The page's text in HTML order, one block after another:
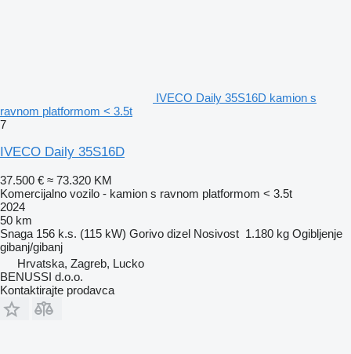
IVECO Daily 35S16D kamion s
ravnom platformom < 3.5t
7
IVECO Daily 35S16D
37.500 € ≈ 73.320 KM
Komercijalno vozilo - kamion s ravnom platformom < 3.5t
2024
50 km
Snaga 156 k.s. (115 kW) Gorivo dizel Nosivost 1.180 kg Ogibljenje
gibanj/gibanj
Hrvatska, Zagreb, Lucko
BENUSSI d.o.o.
Kontaktirajte prodavca